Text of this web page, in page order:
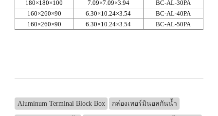
180×180×100
7.09×7.09×3.94
BC-AL-30PA
160×260×90
6.30×10.24×3.54
BC-AL-40PA
160×260×90
6.30×10.24×3.54 BC-AL-50PA
Aluminum Terminal Block Box กล่องเทอร์มินอลกันน้ำ